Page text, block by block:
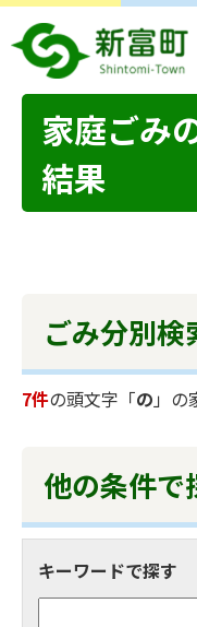
家庭ごみ
結果
ごみ分別検
7件の頭文字「の 」の
他の条件で
キーワードで探す